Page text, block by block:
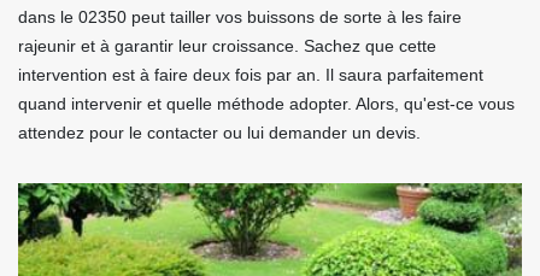
dans le 02350 peut tailler vos buissons de sorte à les faire
rajeunir et à garantir leur croissance. Sachez que cette
intervention est à faire deux fois par an. Il saura parfaitement
quand intervenir et quelle méthode adopter. Alors, qu'est-ce vous
attendez pour le contacter ou lui demander un devis.